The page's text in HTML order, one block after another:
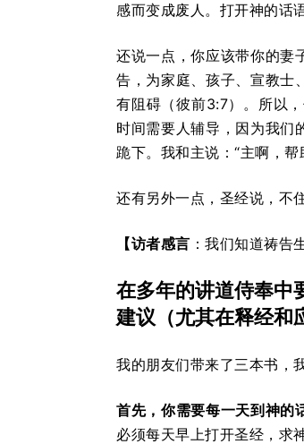
感而变成废人。打开神的话
还说一点，你应该带你的妻
告，为家庭、孩子、宣教士
有阻碍（彼前3:7）。所以
时间需要人辅导，因为我们
跪下。我和主说：“主啊，帮
还有另外一点，圣经说，不
【访者感言 ：我们知道祷告
在多年的讲道侍奉中
建议（尤其在释经和
我的朋友们带来了三本书，
首先，你需要每一天到神的
必须每天早上打开圣经，求